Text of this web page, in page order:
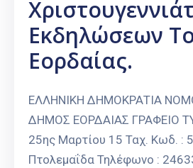
Εκδηλώσεων
Εορδαίας.
ΕΛΛΗΝΙΚΗ ΔΗΜΟΚΡΑΤΙΑ
ΔΗΜΟΣ ΕΟΡΔΑΙΑΣ ΓΡΑΦΕΙΟ
25ης Μαρτίου 15 Ταχ. Κωδ. :
Πτολεμαΐδα Τηλέφωνο :